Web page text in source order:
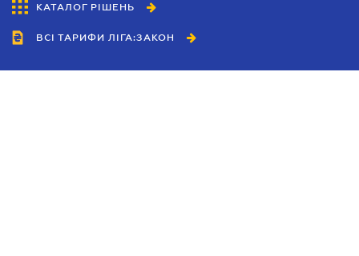
КАТАЛОГ РІШЕНЬ
ВСІ ТАРИФИ ЛІГА:ЗАКОН